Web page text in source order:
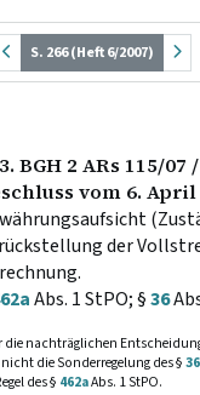
S. 266 (Heft 6/2007)
BGH 2 ARs 115/07
vom 6. April
der
Abs. 1 StPO; §36
nachträglichen
die Sonderregelung des §36
des § 462aAbs. 1 StPO.